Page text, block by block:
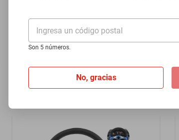
Ingresa un código postal
Son 5 números.
No, gracias
$1399
Hasta12 MSIde $116.58